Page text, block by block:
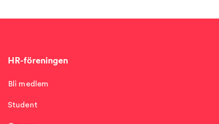
HR-föreningen
Bli medlem
Student